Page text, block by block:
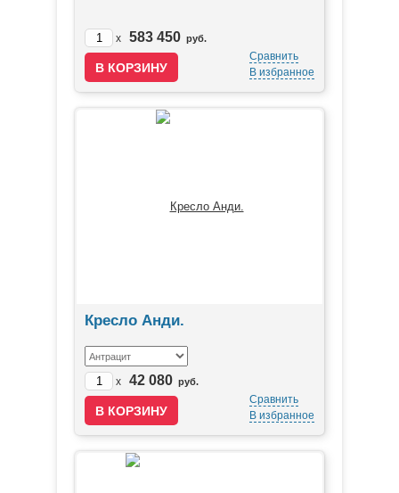
x 583 450 руб.
Сравнить
В избранное
Кресло Анди.
x 42 080 руб.
Сравнить
В избранное